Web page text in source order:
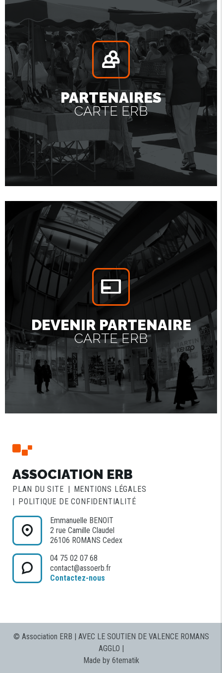
PARTENAIRES
CARTE ERB
DEVENIR PARTENAIRE
CARTE ERB
ASSOCIATION ERB
PLAN DU SITE
MENTIONS LÉGALES
POLITIQUE DE CONFIDENTIALITÉ
Emmanuelle BENOIT
2 rue Camille Claudel
26106 ROMANS Cedex
04 75 02 07 68
contact@assoerb.fr
Contactez-nous
© Association ERB | AVEC LE SOUTIEN DE VALENCE ROMANS
AGGLO |
Made by 6tematik